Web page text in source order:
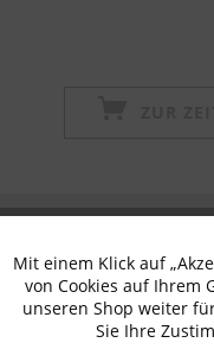
✓ Exklusive
Funktionale
Marketing
Mit einem Klick auf
von Cookies auf Ihrem
unseren Shop weiter
Sie Ihre